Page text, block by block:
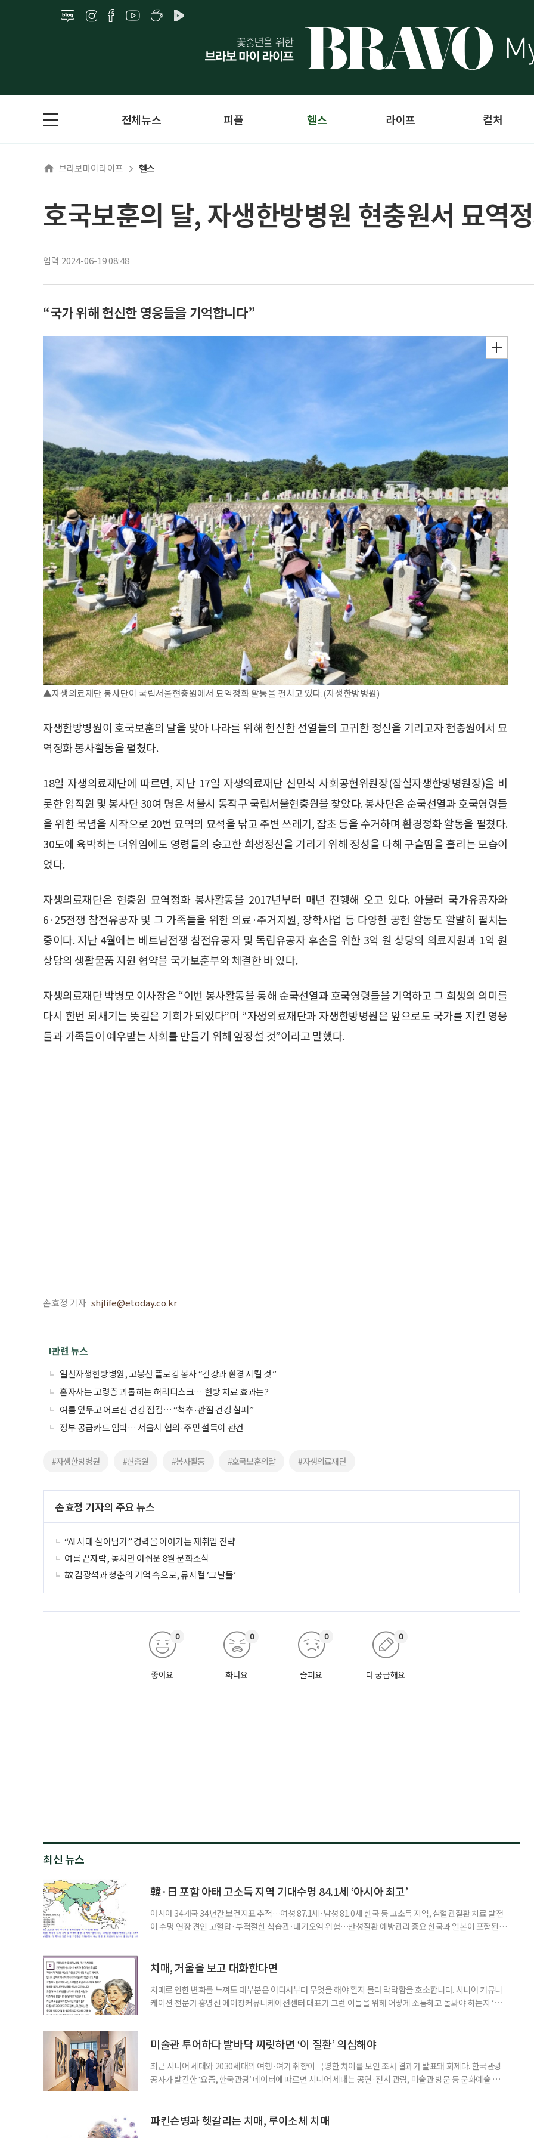
전체뉴스 피플 헬스 라이프 컬처
브라보마이라이프 헬스
호국보훈의 달, 자생한방병원 현충원서 묘역
입력 2024-06-19 08:48
“국가 위해 헌신한 영웅들을 기억합니다”
▲자생의료재단 봉사단이 국립서울현충원에서 묘역정화 활동을 펼치고 있다.(자생한방병원)
자생한방병원이 호국보훈의 달을 맞아 나라를 위해 헌신한 선열들의 고귀한 정신을 기리고자 현충원에서 묘
역정화 봉사활동을 펼쳤다.
18일 자생의료재단에 따르면, 지난 17일 자생의료재단 신민식 사회공헌위원장(잠실자생한방병원장)을 비
롯한 임직원 및 봉사단 30여 명은 서울시 동작구 국립서울현충원을 찾았다. 봉사단은 순국선열과 호국영령들
을 위한 묵념을 시작으로 20번 묘역의 묘석을 닦고 주변 쓰레기, 잡초 등을 수거하며 환경정화 활동을 펼쳤다.
30도에 육박하는 더위임에도 영령들의 숭고한 희생정신을 기리기 위해 정성을 다해 구슬땀을 흘리는 모습이
었다.
자생의료재단은 현충원 묘역정화 봉사활동을 2017년부터 매년 진행해 오고 있다. 아울러 국가유공자와
6·25전쟁 참전유공자 및 그 가족들을 위한 의료·주거지원, 장학사업 등 다양한 공헌 활동도 활발히 펼치는
중이다. 지난 4월에는 베트남전쟁 참전유공자 및 독립유공자 후손을 위한 3억 원 상당의 의료지원과 1억 원
상당의 생활물품 지원 협약을 국가보훈부와 체결한 바 있다.
자생의료재단 박병모 이사장은 “이번 봉사활동을 통해 순국선열과 호국영령들을 기억하고 그 희생의 의미를
다시 한번 되새기는 뜻깊은 기회가 되었다”며 “자생의료재단과 자생한방병원은 앞으로도 국가를 지킨 영웅
들과 가족들이 예우받는 사회를 만들기 위해 앞장설 것”이라고 말했다.
손효정 기자 shjlife@etoday.co.kr
관련 뉴스
일산자생한방병원, 고봉산 플로깅 봉사 “건강과 환경 지킬 것”
혼자사는 고령층 괴롭히는 허리디스크… 한방 치료 효과는?
여름 앞두고 어르신 건강 점검… “척추·관절 건강 살펴”
정부 공급카드 임박… 서울시 협의·주민 설득이 관건
#자생한방병원 #현충원 #봉사활동 #호국보훈의달 #자생의료재단
손효정 기자의 주요 뉴스
“AI 시대 살아남기” 경력을 이어가는 재취업 전략
여름 끝자락, 놓치면 아쉬운 8월 문화소식
故 김광석과 청춘의 기억 속으로, 뮤지컬 ‘그날들’
좋아요
0
화나요
0
슬퍼요
0
더 궁금해요
0
최신 뉴스
韓·日 포함 아태 고소득 지역 기대수명 84.1세 ‘아시아 최고’
아시아 34개국 34년간 보건지표 추적…여성 87.1세·남성 81.0세 한국 등 고소득 지역, 심혈관질환 치료 발전
이 수명 연장 견인 고혈압·부적절한 식습관·대기오염 위험…만성질환 예방관리 중요 한국과 일본이 포함된 아
분석한 장기 추적 결과를 발표했다. 이번 연구에는 고려대와 경희대를 비롯해 연세대, 워싱턴대 보건계량평
치매, 거울을 보고 대화한다면
치매로 인한 변화를 느껴도 대부분은 어디서부터 무엇을 해야 할지 몰라 막막함을 호소합니다. 시니어 커뮤니
케이션 전문가 홍명신 에이징커뮤니케이션센터 대표가 그런 이들을 위해 어떻게 소통하고 돌봐야 하는지 ‘치
어릴 때는 거울 속 모습을 다른 사람으로 인식했습니다. 대개 두 살 무렵이 되면 ‘거울 속의 나’를 알아보지요.
미술관 투어하다 발바닥 찌릿하면 ‘이 질환’ 의심해야
최근 시니어 세대와 2030세대의 여행·여가 취향이 극명한 차이를 보인 조사 결과가 발표돼 화제다. 한국관광
공사가 발간한 ‘요즘, 한국관광’ 데이터에 따르면 시니어 세대는 공연·전시 관람, 미술관 방문 등 문화예술 공간
보여준다. 일각에선 취업난과 경제적 불확실성 속에 2030세대는 심리적 휴식과 복잡한 생각을 비워내는
파킨슨병과 헷갈리는 치매, 루이소체 치매